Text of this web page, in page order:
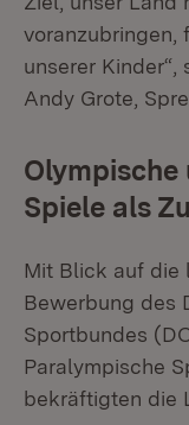
voranzubringen,
unserer
Andy Grote,
Olympische
Spiele als
Mit Blick auf die
Bewerbung des
Sportbundes
Paralympische
bekräftigten die